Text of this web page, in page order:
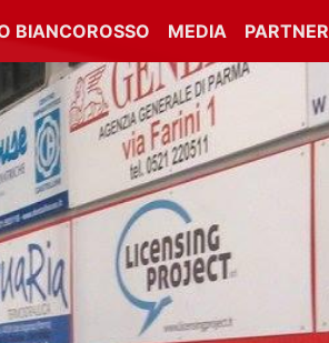
BIANCOROSSO MEDIA PARTNER